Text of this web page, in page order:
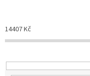
14407Kč